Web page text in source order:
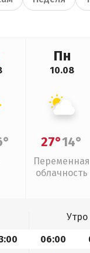
Пн
10.08
27°14°
Переменная
облачность
Утро
06:00